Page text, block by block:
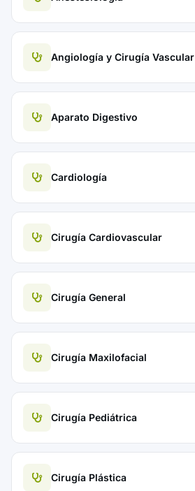
Angiología y Cirugía Vascular
Aparato Digestivo
Cardiología
Cirugía Cardiovascular
Cirugía General
Cirugía Maxilofacial
Cirugía Pediátrica
Cirugía Plástica